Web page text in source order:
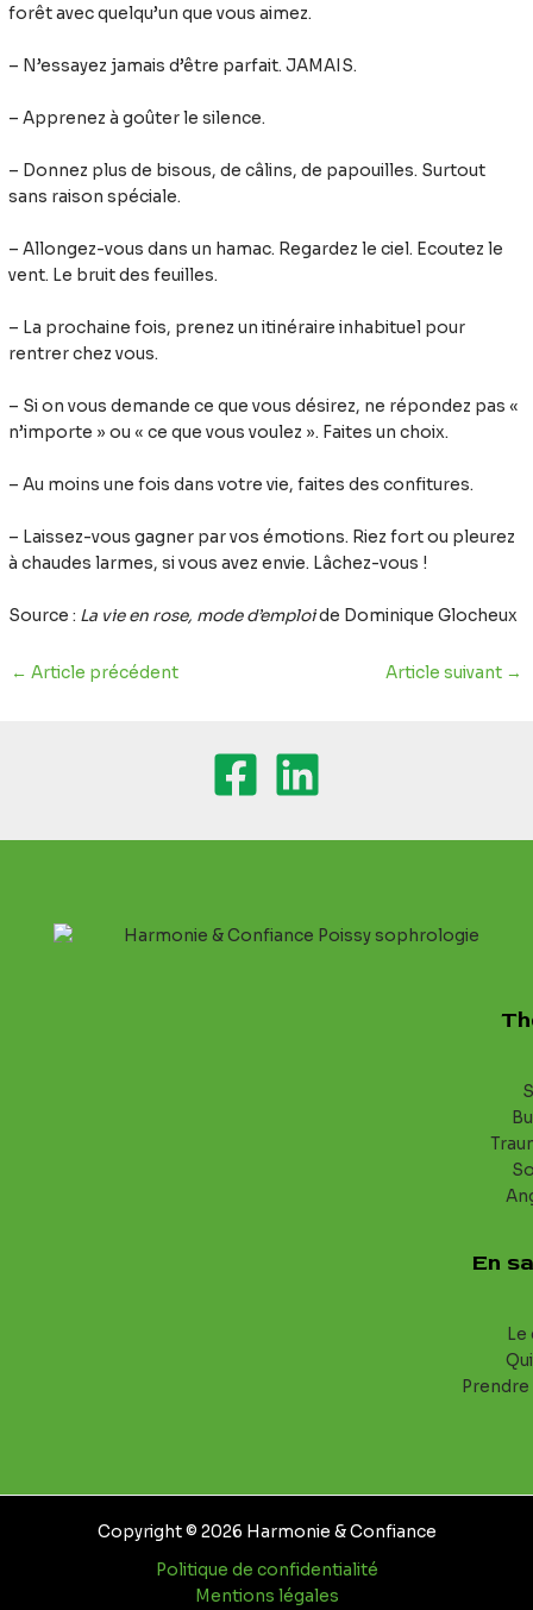
forêt avec quelqu’un que vous aimez.
– N’essayez jamais d’être parfait. JAMAIS.
– Apprenez à goûter le silence.
– Donnez plus de bisous, de câlins, de papouilles. Surtout
sans raison spéciale.
– Allongez-vous dans un hamac. Regardez le ciel. Ecoutez le
vent. Le bruit des feuilles.
– La prochaine fois, prenez un itinéraire inhabituel pour
rentrer chez vous.
– Si on vous demande ce que vous désirez, ne répondez pas «
n’importe » ou « ce que vous voulez ». Faites un choix.
– Au moins une fois dans votre vie, faites des confitures.
– Laissez-vous gagner par vos émotions. Riez fort ou pleurez
à chaudes larmes, si vous avez envie. Lâchez-vous !
Source : La vie en rose, mode d’emploide Dominique Glocheux
← Article précédent Article suivant →
En
Copyright © 2026 Harmonie & Confiance
Politique de confidentialité
Mentions légales